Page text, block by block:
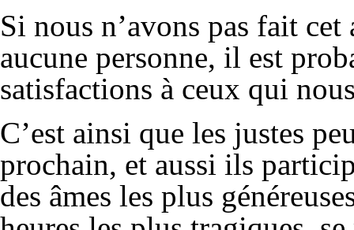
Si nous n’avons pas fait
aucune personne, il est
satisfactions à ceux qui
C’est ainsi que les justes
prochain, et aussi ils
des âmes les plus